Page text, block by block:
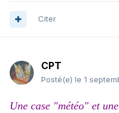
Citer
CPT
Posté(e) le 1
Une case "météo" et